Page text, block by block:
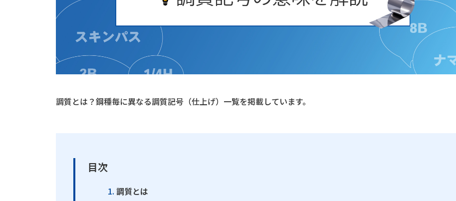
調質とは？鋼種毎に異なる調質記号（仕上げ）一覧を掲載しています。
目次
調質とは